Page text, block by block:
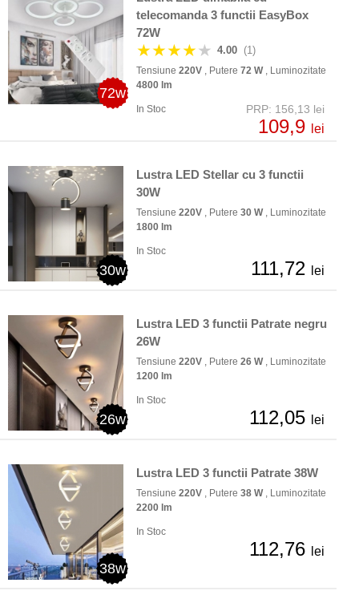
72w
telecomanda 3 functii EasyBox
72W
★★★★★ 4.00 (1)
Tensiune 220V , Putere 72 W, Luminozitate
4800 lm
In Stoc PRP: 156,13 lei
109,9 lei
30w
Lustra LED Stellar cu 3 functii
30W
Tensiune 220V , Putere 30 W, Luminozitate
1800 lm
In Stoc
111,72 lei
26w
Lustra LED 3 functii Patrate negru
26W
Tensiune 220V , Putere 26 W, Luminozitate
1200 lm
In Stoc
112,05 lei
38w
Lustra LED 3 functii Patrate 38W
Tensiune 220V , Putere 38 W, Luminozitate
2200 lm
In Stoc
112,76 lei